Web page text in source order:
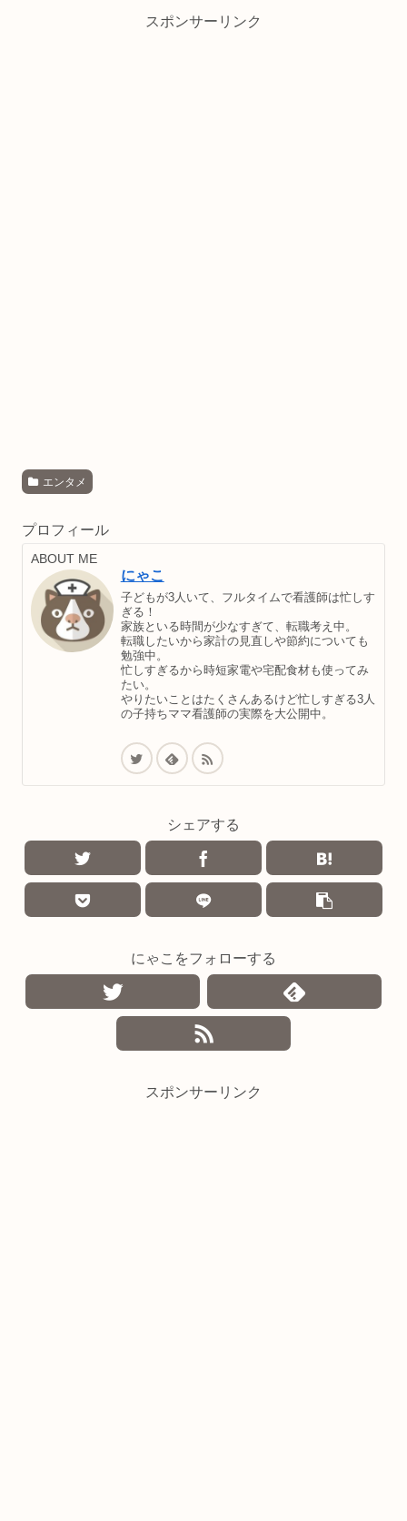
スポンサーリンク
エンタメ
プロフィール
ABOUT ME
にゃこ
子どもが3人いて、フルタイムで看護師は忙しす
ぎる！
家族といる時間が少なすぎて、転職考え中。
転職したいから家計の見直しや節約についても
勉強中。
忙しすぎるから時短家電や宅配食材も使ってみ
たい。
やりたいことはたくさんあるけど忙しすぎる3人
の子持ちママ看護師の実際を大公開中。
シェアする
にゃこをフォローする
スポンサーリンク